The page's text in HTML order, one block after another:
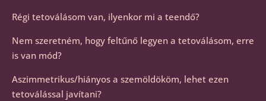
Régi tetoválásom van, ilyenkor mi a teendő?
Nem szeretném, hogy feltűnő legyen a tetoválásom, erre
is van mód?
Aszimmetrikus/hiányos a szemöldököm, lehet ezen
tetoválással javítani?